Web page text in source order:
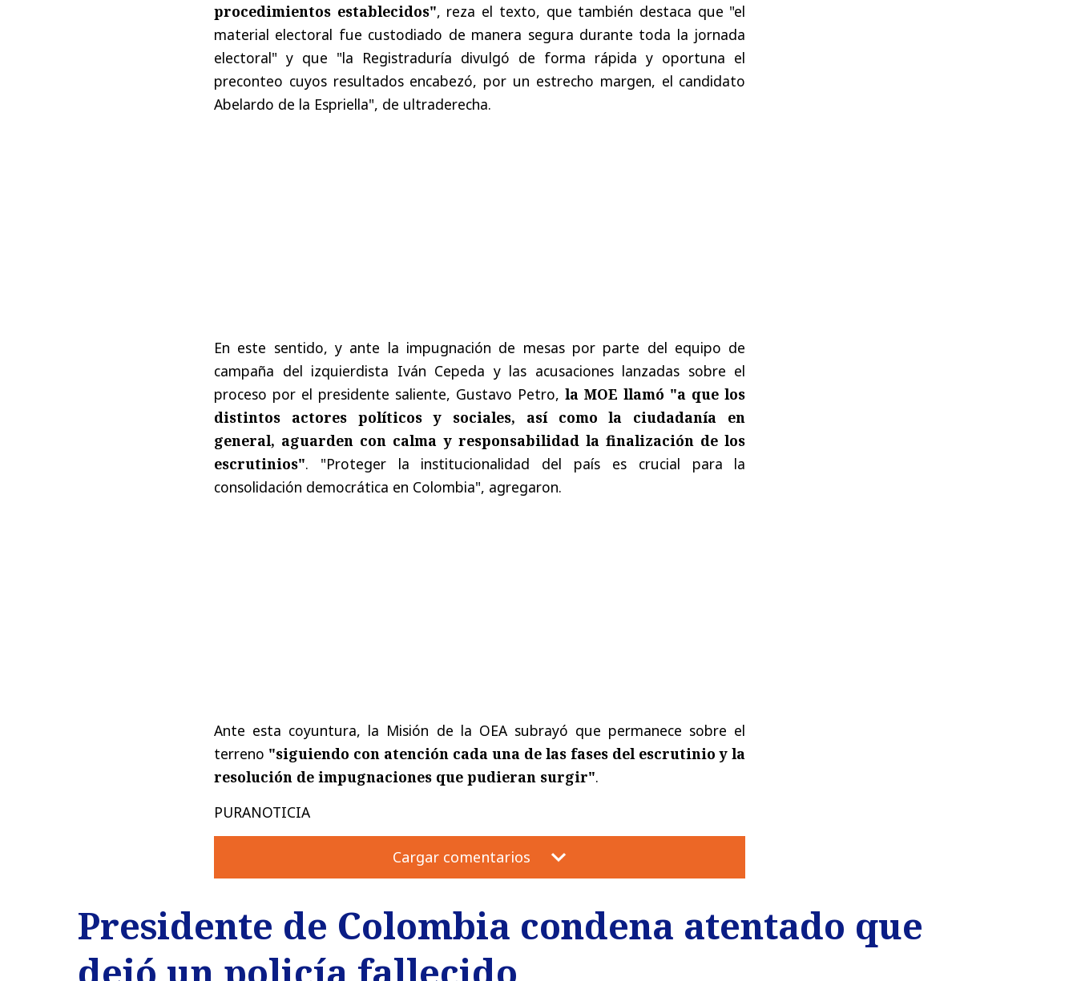
procedimientos establecidos", reza el texto, que también destaca que "el
material electoral fue custodiado de manera segura durante toda la jornada
electoral" y que "la Registraduría divulgó de forma rápida y oportuna el
preconteo cuyos resultados encabezó, por un estrecho margen, el candidato
Abelardo de la Espriella", de ultraderecha.
En este sentido, y ante la impugnación de mesas por parte del equipo de
campaña del izquierdista Iván Cepeda y las acusaciones lanzadas sobre el
proceso por el presidente saliente, Gustavo Petro,la MOE llamó "a que los
distintos actores políticos y sociales, así como la ciudadanía en
general, aguarden con calma y responsabilidad la finalización de los
escrutinios". "Proteger la institucionalidad del país es crucial para la
consolidación democrática en Colombia", agregaron.
Ante esta coyuntura, la Misión de la OEA subrayó que permanece sobre el
terreno "siguiendo con atención cada una de las fases del escrutinio y la
resolución de impugnaciones que pudieran surgir".
PURANOTICIA
Cargar comentarios
Presidente de Colombia condena atentado que